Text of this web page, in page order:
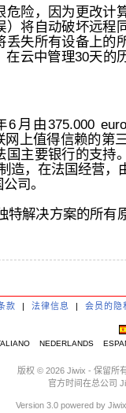
危险，因为更改计
）将自动破坏远程
丢失所有设备上的
在云中管理30天的
6月由375.000
上值得信赖的第
国主要银行的支持
造，在法国经营，
司。
特解决方案的所有
款 | 法律信息 | 会员的隐
NEDERLANDS
版权 © 2026 Jiwix - 保留所
官方时间在总公司
Version 3.0 powered by